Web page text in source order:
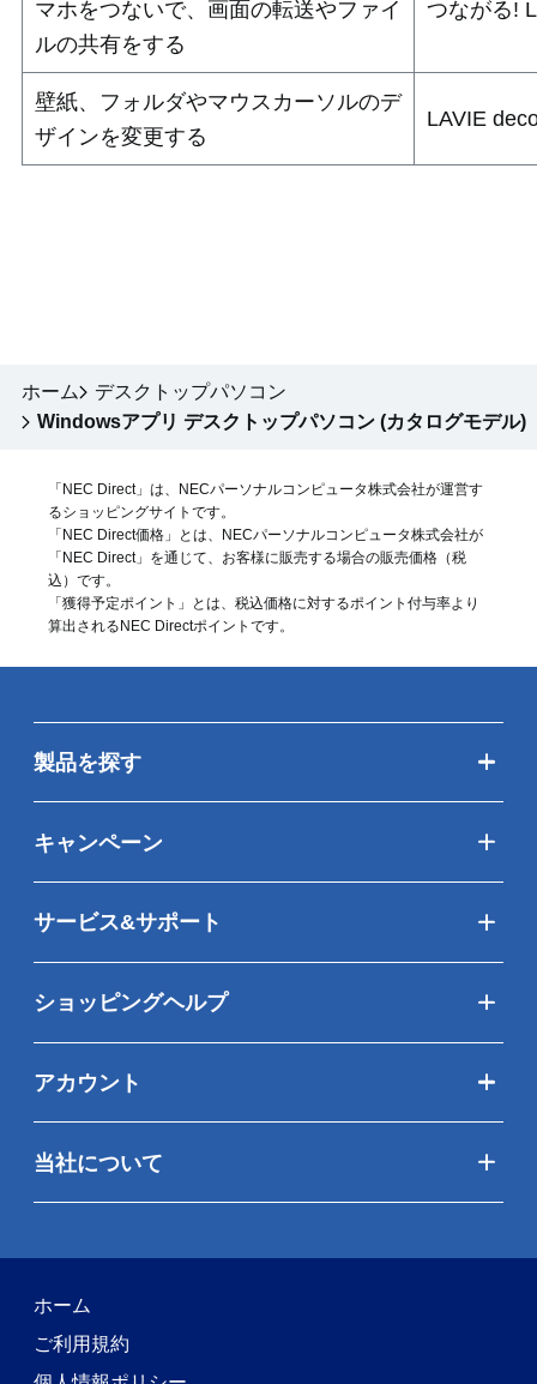
マホをつないで、画面の転送やファイ
ルの共有をする
つながる!
壁紙、フォルダやマウスカーソルのデ
ザインを変更する
LAVIE
ホーム
デスクトップパソコン
Windowsアプリ デスクトップパソコン (カタログモデル)
「NEC Direct」は、NECパーソナルコンピュータ株式会社が運営す
るショッピングサイトです。
「NEC Direct価格」とは、NECパーソナルコンピュータ株式会社が
「NEC Direct」を通じて、お客様に販売する場合の販売価格（税
込 ）です。
「獲得予定ポイント」とは、税込価格に対するポイント付与率より
算出されるNEC Directポイントです。
製品を探す
キャンペーン
サービス&サポート
ショッピングヘルプ
アカウント
当社について
ホーム
ご利用規約